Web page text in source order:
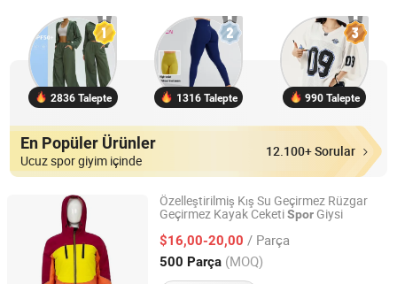
2836 Talepte 1316 Talepte 990 Talepte
En Popüler Ürünler
Ucuz spor giyim içinde
12.100+ Sorular
Özelleştirilmiş Kış Su Geçirmez Rüzgar
Geçirmez Kayak CeketiSpor Giysi
$16,00-20,00 / Parça
500 Parça (MOQ)
Great Wall Products Mfg., Ltd.
Fujian, China Fiyat 2023